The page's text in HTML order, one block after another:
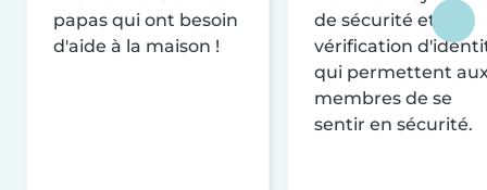
papas qui ont besoin
d'aide à la maison !
de sécurité et de
vérification
qui permettent
membres de se
sentir en sécurité.